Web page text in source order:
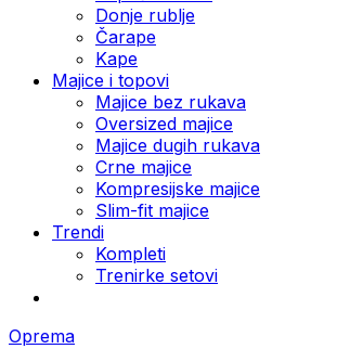
Donje rublje
Čarape
Kape
Majice i topovi
Majice bez rukava
Oversized majice
Majice dugih rukava
Crne majice
Kompresijske majice
Slim-fit majice
Trendi
Kompleti
Trenirke setovi
Oprema